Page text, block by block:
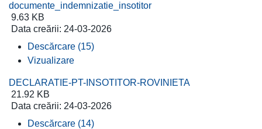
documente_indemnizatie_insotitor
9.63 KB
Data creării: 24-03-2026
Descărcare (15)
Vizualizare
DECLARATIE-PT-INSOTITOR-ROVINIETA
21.92 KB
Data creării: 24-03-2026
Descărcare (14)